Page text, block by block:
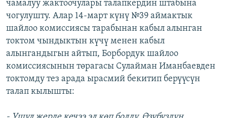
чамалуу жактоочулары талапкердин штабына
чогулушту. Алар 14-март күнү №39 аймактык
шайлоо комиссиясы тарабынан кабыл алынган
токтом чындыктын күчү менен кабыл
алынгандыгын айтып, Борбордук шайлоо
комиссиясынын төрагасы Сулайман Иманбаевден
токтомду тез арада ырасмий бекитип берүүсүн
талап кылышты: